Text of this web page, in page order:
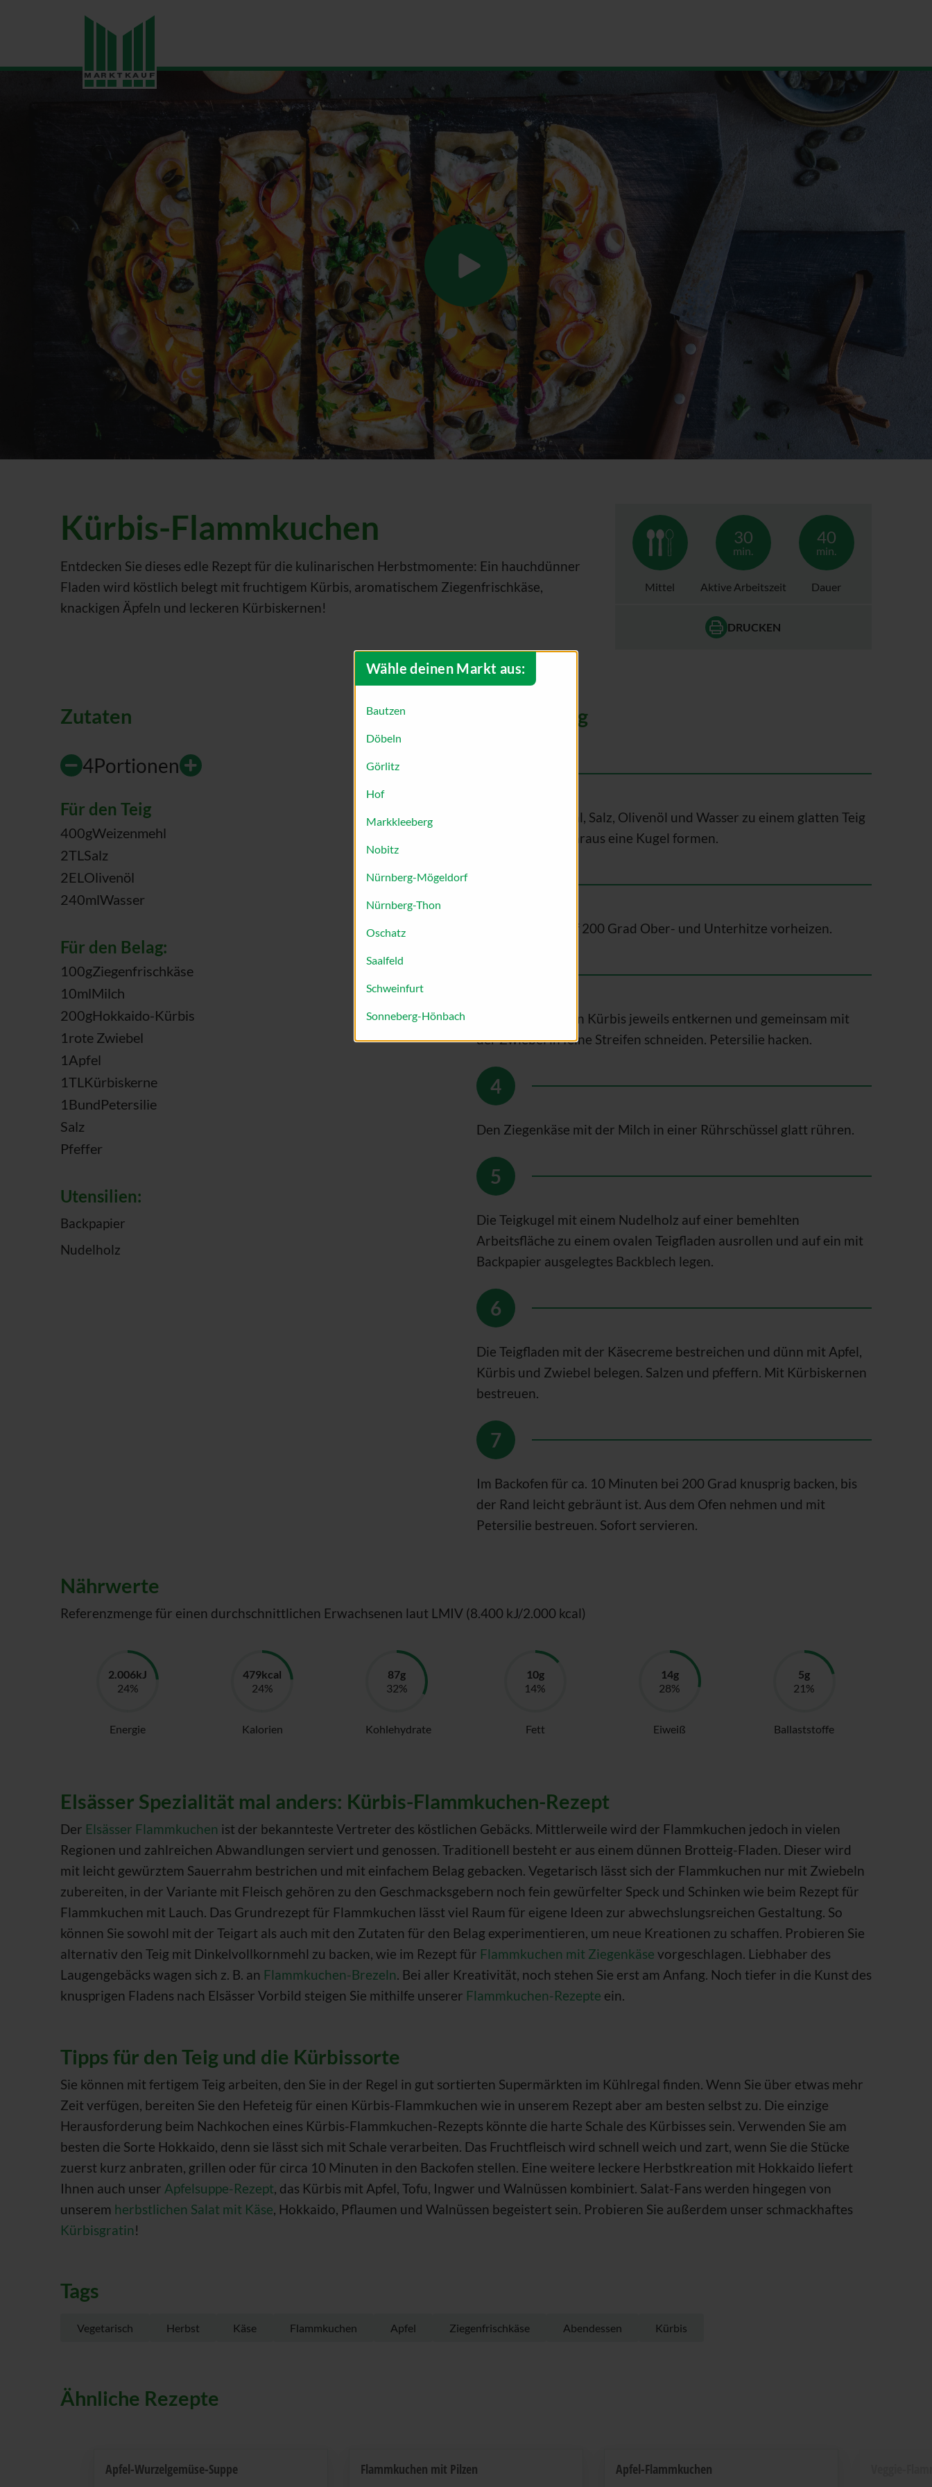
Kürbis-Flammkuchen
Entdecken Sie dieses edle Rezept für die kulinarischen Herbstmomente: Ein hauchdünner
Fladen wird köstlich belegt mit fruchtigem Kürbis, aromatischem Ziegenfrischkäse,
knackigen Äpfeln und leckeren Kürbiskernen!
Mittel
30
min.
Aktive Arbeitszeit
40
min.
Dauer
DRUCKEN
Zutaten
4Portionen
Für den Teig
400gWeizenmehl
2TL Salz
2EL Olivenöl
240mlWasser
Für den Belag:
100gZiegenfrischkäse
10mlMilch
200gHokkaido-Kürbis
1 rote Zwiebel
1 Apfel
1TL Kürbiskerne
1 BundPetersilie
Salz
Pfeffer
Utensilien:
Backpapier
Nudelholz
Zubereitung
Für den Teig, Mehl, Salz, Olivenöl und Wasser zu einem glatten Teig
verkneten und daraus eine Kugel formen.
Den Backofen auf 200 Grad Ober- und Unterhitze vorheizen.
Den Apfel und den Kürbis jeweils entkernen und gemeinsam mit
der Zwiebel in feine Streifen schneiden. Petersilie hacken.
Den Ziegenkäse mit der Milch in einer Rührschüssel glatt rühren.
Die Teigkugel mit einem Nudelholz auf einer bemehlten
Arbeitsfläche zu einem ovalen Teigfladen ausrollen und auf ein mit
Backpapier ausgelegtes Backblech legen.
Die Teigfladen mit der Käsecreme bestreichen und dünn mit Apfel,
Kürbis und Zwiebel belegen. Salzen und pfeffern. Mit Kürbiskernen
bestreuen.
Im Backofen für ca. 10 Minuten bei 200 Grad knusprig backen, bis
der Rand leicht gebräunt ist. Aus dem Ofen nehmen und mit
Petersilie bestreuen. Sofort servieren.
Nährwerte
Referenzmenge für einen durchschnittlichen Erwachsenen laut LMIV (8.400 kJ/2.000 kcal)
Energie Kalorien Kohlehydrate Fett Eiweiß Ballaststoffe
Elsässer Spezialität mal anders: Kürbis-Flammkuchen-Rezept
Der Elsässer Flammkuchen ist der bekannteste Vertreter des köstlichen Gebäcks. Mittlerweile wird der Flammkuchen jedoch in vielen
Regionen und zahlreichen Abwandlungen serviert und genossen. Traditionell besteht er aus einem dünnen Brotteig-Fladen. Dieser wird
mit leicht gewürztem Sauerrahm bestrichen und mit einfachem Belag gebacken. Vegetarisch lässt sich der Flammkuchen nur mit Zwiebeln
zubereiten, in der Variante mit Fleisch gehören zu den Geschmacksgebern noch fein gewürfelter Speck und Schinken wie beim Rezept für
Flammkuchen mit Lauch. Das Grundrezept für Flammkuchen lässt viel Raum für eigene Ideen zur abwechslungsreichen Gestaltung. So
können Sie sowohl mit der Teigart als auch mit den Zutaten für den Belag experimentieren, um neue Kreationen zu schaffen. Probieren Sie
alternativ den Teig mit Dinkelvollkornmehl zu backen, wie im Rezept für Flammkuchen mit Ziegenkäse vorgeschlagen. Liebhaber des
Laugengebäcks wagen sich z. B. an Flammkuchen-Brezeln . Bei aller Kreativität, noch stehen Sie erst am Anfang. Noch tiefer in die Kunst des
knusprigen Fladens nach Elsässer Vorbild steigen Sie mithilfe unserer Flammkuchen-Rezepte ein.
Tipps für den Teig und die Kürbissorte
Sie können mit fertigem Teig arbeiten, den Sie in der Regel in gut sortierten Supermärkten im Kühlregal finden. Wenn Sie über etwas mehr
Zeit verfügen, bereiten Sie den Hefeteig für einen Kürbis-Flammkuchen wie in unserem Rezept aber am besten selbst zu. Die einzige
Herausforderung beim Nachkochen eines Kürbis-Flammkuchen-Rezepts könnte die harte Schale des Kürbisses sein. Verwenden Sie am
besten die Sorte Hokkaido, denn sie lässt sich mit Schale verarbeiten. Das Fruchtfleisch wird schnell weich und zart, wenn Sie die Stücke
zuerst kurz anbraten, grillen oder für circa 10 Minuten in den Backofen stellen. Eine weitere leckere Herbstkreation mit Hokkaido liefert
Ihnen auch unser Apfelsuppe-Rezept , das Kürbis mit Apfel, Tofu, Ingwer und Walnüssen kombiniert. Salat-Fans werden hingegen von
unserem herbstlichen Salat mit Käse , Hokkaido, Pflaumen und Walnüssen begeistert sein. Probieren Sie außerdem unser schmackhaftes
Kürbisgratin!
Tags
Vegetarisch Herbst Käse Flammkuchen Apfel Ziegenfrischkäse Abendessen Kürbis
Ähnliche Rezepte
Apfel-Wurzelgemüse-Suppe Flammkuchen mit Pilzen Apfel-Flammkuchen
Wähle deinen Markt aus:
Bautzen
Döbeln
Görlitz
Hof
Markkleeberg
Nobitz
Nürnberg-Mögeldorf
Nürnberg-Thon
Oschatz
Saalfeld
Schweinfurt
Sonneberg-Hönbach